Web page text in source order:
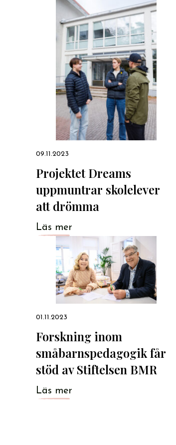
09.11.2023
Projektet Dreams
uppmuntrar skolelever
att drömma
Läs mer
01.11.2023
Forskning inom
småbarnspedagogik får
stöd av Stiftelsen BMR
Läs mer